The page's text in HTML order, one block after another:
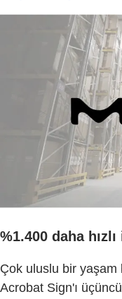
%1.400 daha
Çok uluslu bir
Acrobat Sign'ı